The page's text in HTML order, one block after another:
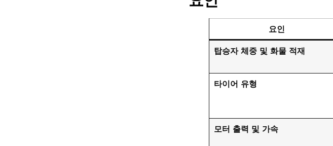
요인
탑승자 체중 및 화물 적재
타이어 유형
모터 출력 및 가속